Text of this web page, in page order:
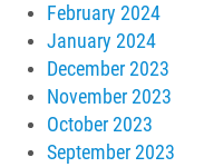
February 2024
January 2024
December 2023
November 2023
October 2023
September 2023